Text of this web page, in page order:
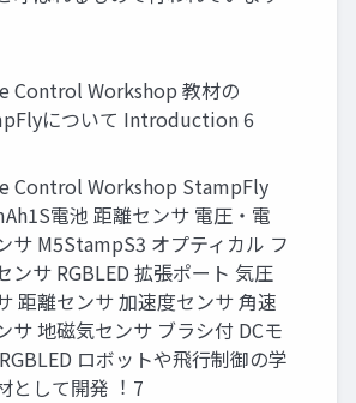
Control Workshop 教材の
について Introduction 6
Control Workshop StampFly
電池 距離センサ 電圧・電
サ M5StampS3 オプティカル フ
ンサ RGBLED 拡張ポート 気圧
距離センサ 加速度センサ ⾓速
サ 地磁気センサ ブラシ付 DCモ
ロボットや⾶⾏制御の学
として開発︕ 7